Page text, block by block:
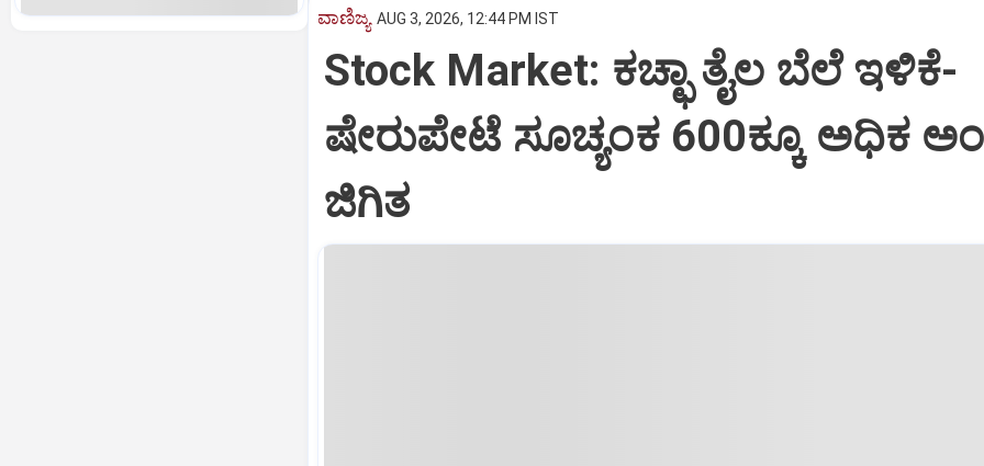
ವಾಣಿಜ್ಯ AUG 3, 2026, 12:44 PM IST
Stock Market: ಕಚ್ಛಾ ತೈಲ ಬೆಲೆ ಇಳಿಕೆ-
ಷೇರುಪೇಟೆ ಸೂಚ್ಯಂಕ 600ಕ್ಕೂ ಅಧಿಕ
ಜಿಗಿತ